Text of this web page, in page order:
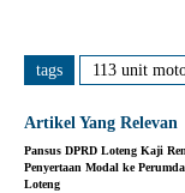
tags 113 unit
Artikel Yang Relevan
Pansus DPRD Loteng Kaji
Penyertaan Modal ke
Loteng